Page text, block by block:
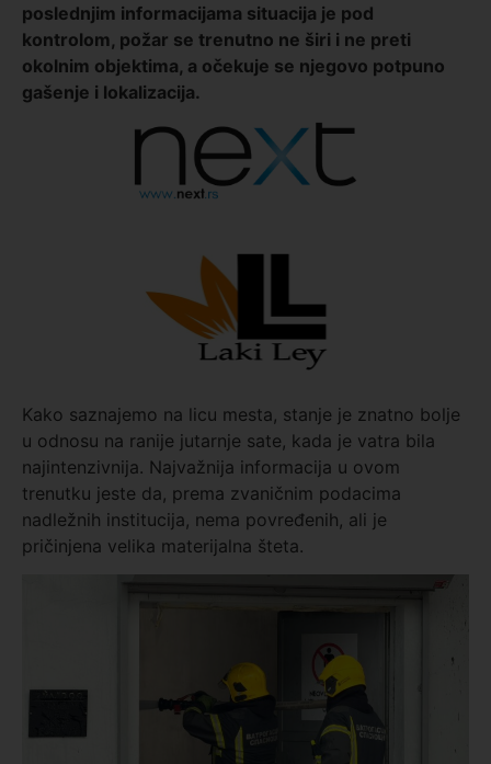
poslednjim informacijama situacija je pod
kontrolom, požar se trenutno ne širi i ne preti
okolnim objektima, a očekuje se njegovo potpuno
gašenje i lokalizacija.
Kako saznajemo na licu mesta, stanje je znatno bolje
u odnosu na ranije jutarnje sate, kada je vatra bila
najintenzivnija. Najvažnija informacija u ovom
trenutku jeste da, prema zvaničnim podacima
nadležnih institucija, nema povređenih, ali je
pričinjena velika materijalna šteta.